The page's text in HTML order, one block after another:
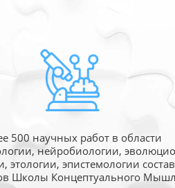
500 научных работ в области
нейробиологии,
этологии, эпистемологии
Школы Концептуального